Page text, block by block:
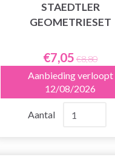
STAEDTLER
GEOMETRIESET
€7,05 €8,80
Aanbieding verloopt
12/08/2026
Aantal